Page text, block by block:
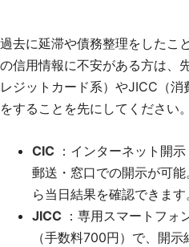
過去に延滞や債務整理をしたこ
の信用情報に不安がある方は、
レジットカード系）やJICC（
をすることを先にしてください。
CIC ：インターネット開
郵送・窓口での開示が可
ら当日結果を確認できます
JICC ：専用スマートフォ
（手数料700円）で、開